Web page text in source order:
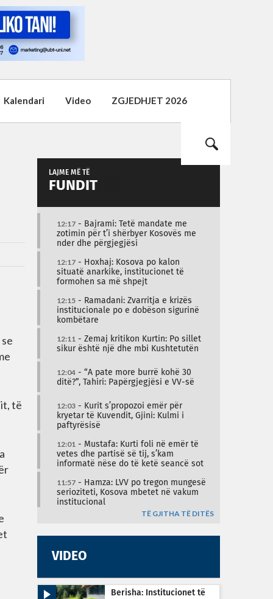
Kalendari Video ZGJEDHJET 2026
të
LAJME MË TË
FUNDIT
12:17 - Bajrami: Tetë mandate me
zotimin për t’i shërbyer Kosovës me
nder dhe përgjegjësi
12:17 - Hoxhaj: Kosova po kalon
situatë anarkike, institucionet të
formohen sa më shpejt
12:15 - Ramadani: Zvarritja e krizës
institucionale po e dobëson sigurinë
kombëtare
12:11 - Zemaj kritikon Kurtin: Po sillet
sikur është një dhe mbi Kushtetutën
12:04 - “A pate more burrë kohë 30
ditë?”, Tahiri: Papërgjegjësi e VV-së
12:03 - Kurit s’propozoi emër për
kryetar të Kuvendit, Gjini: Kulmi i
paftyrësisë
12:01 - Mustafa: Kurti foli në emër të
vetes dhe partisë së tij, s’kam
informatë nëse do të ketë seancë sot
11:57 - Hamza: LVV po tregon mungesë
serioziteti, Kosova mbetet në vakum
institucional
TË GJITHA TË DITËS
VIDEO
Berisha: Institucionet të